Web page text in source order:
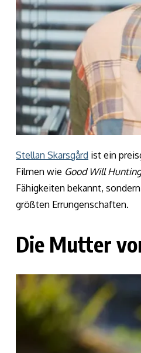
Stellan Skarsgård ist ein
Filmen wie Good Will Hunting
Fähigkeiten bekannt,
größten Errungenschaften.
Die Mutter